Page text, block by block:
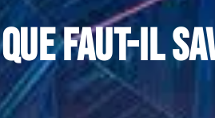
Que faut-il